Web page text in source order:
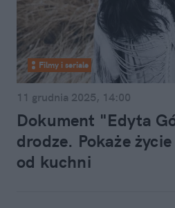
Filmy i seriale
11 grudnia 2025, 14:00
Dokument "Edyta
drodze. Pokaże
od kuchni